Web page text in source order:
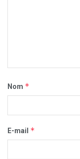
Nom *
E-mail *